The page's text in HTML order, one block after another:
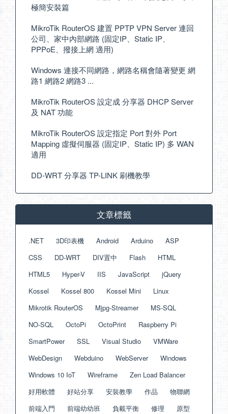
極簡安裝篇
MikroTik RouterOS 建置 PPTP VPN Server 連回
公司、家中內部網路 (固定IP、Static IP、
PPPoE、撥接上網 適用)
Windows 連接不同網路，網路名稱會隨著變更 網
路1 網路2 網路3 ...
MikroTik RouterOS 設定成 分享器 DHCP Server
及 NAT 功能
MikroTik RouterOS 設定指定 Port 對外 Port
Mapping 虛擬伺服器 (固定IP、Static IP) 多 WAN
適用
DD-WRT 分享器 TP-LINK 刷機教學
文章標籤
.NET 3D印表機 Android Arduino
ASP
CSS
DD-WRT DIV置中 Flash
HTML
HTML5
Hyper-V IIS JavaScript
jQuery
Kossel
Kossel 800 Kossel Mini
Linux
Mikrotik RouterOS
Mjpg-Streamer
MS-SQL
NO-SQL
OctoPi OctoPrint
Raspberry Pi
SmartPower
SSL Visual Studio
VMWare
WebDesign
Webduino WebServer
Windows
Windows 10 IoT
Wireframe
Zen Load Balancer
好用軟體
好站分享 安裝教學 作品
物聯網
前端入門
前端幼幼班 負載平衡 修理
原型